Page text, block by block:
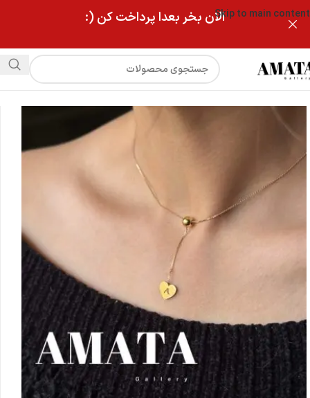
Skip to main contentالان بخر بعدا پرداخت کن (:
فروشگاه گردنبند کرواتی با حک دلخواه(طرح جدید)